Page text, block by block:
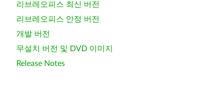
리브레오피스 최신 버전
리브레오피스 안정 버전
개발 버전
무설치 버전 및 DVD 이미지
Release Notes